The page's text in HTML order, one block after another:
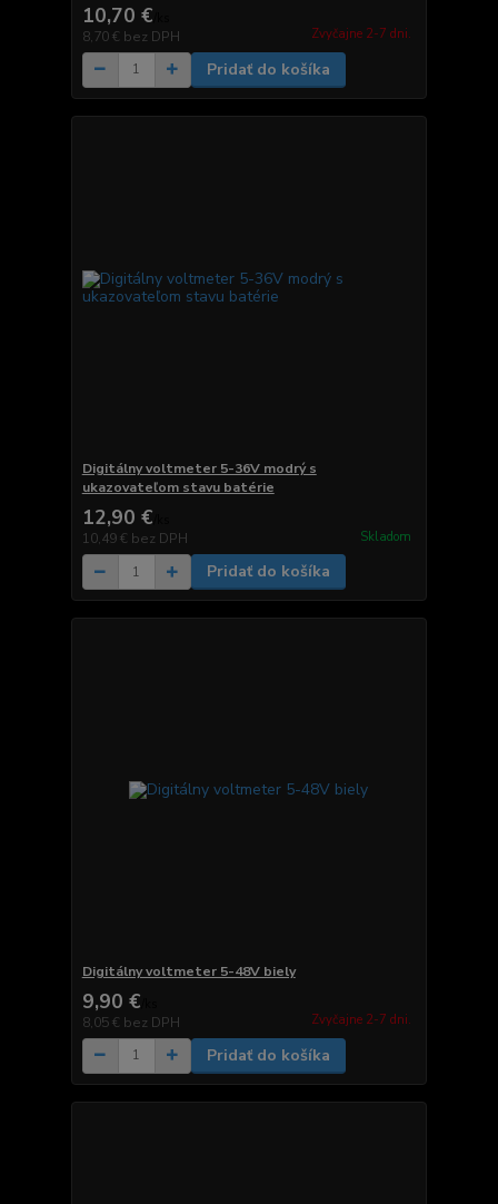
10,70 €
8,70 € bez DPH Zvyčajne 2-7 dni.
Pridať do košíka
Digitálny voltmeter 5-36V modrý s
ukazovateľom stavu batérie
12,90 €
10,49 € bez DPH Skladom
Pridať do košíka
Digitálny voltmeter 5-48V biely
9,90 €
8,05 € bez DPH Zvyčajne 2-7 dni.
Pridať do košíka